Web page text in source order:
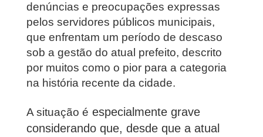
denúncias e preocupações expressas
pelos servidores públicos municipais,
que enfrentam um período de descaso
sob a gestão do atual prefeito, descrito
por muitos como o pior para a categoria
na história recente da cidade.
A situação é especialmente grave
considerando que, desde que a atual